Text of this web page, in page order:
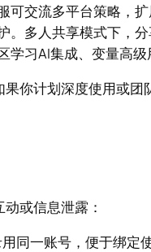
交流多平台策略，扩
多人共享模式下，分
习AI集成、变量高级
你计划深度使用或团
或信息泄露：
同一账号，便于绑定使